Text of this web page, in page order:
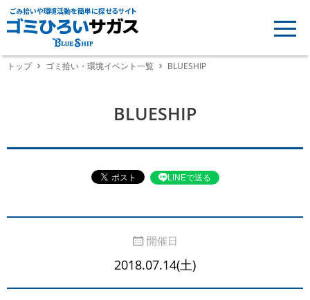
ごみ拾いや環境活動を簡単に探せるサイト
トップ ゴミ拾い・環境イベント一覧 BLUESHIP
BLUESHIP
LINEで送る
開催日
2018.07.14(土)